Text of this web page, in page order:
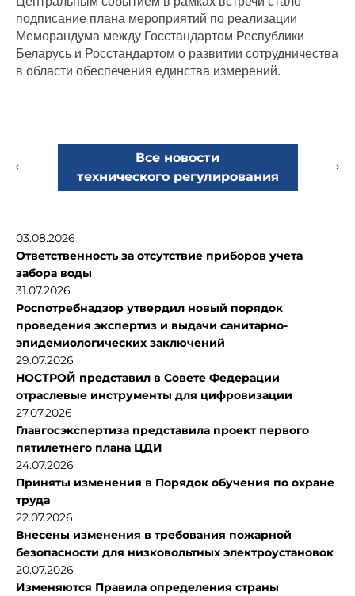
подписание плана мероприятий по реализации
Меморандума между Госстандартом Республики
Беларусь и Росстандартом о развитии сотрудничества
в области обеспечения единства измерений.
Все новости
технического регулирования
03.08.2026
Ответственность за отсутствие приборов учета
забора воды
31.07.2026
Роспотребнадзор утвердил новый порядок
проведения экспертиз и выдачи санитарно-
эпидемиологических заключений
29.07.2026
НОСТРОЙ представил в Совете Федерации
отраслевые инструменты для цифровизации
27.07.2026
Главгосэкспертиза представила проект первого
пятилетнего плана ЦДИ
24.07.2026
Приняты изменения в Порядок обучения по охране
труда
22.07.2026
Внесены изменения в требования пожарной
безопасности для низковольтных электроустановок
20.07.2026
Изменяются Правила определения страны